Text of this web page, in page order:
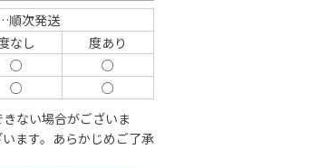
次発送
なし
度あり
○
○
○
○
ない場合がございま
ます。あらかじめご了承